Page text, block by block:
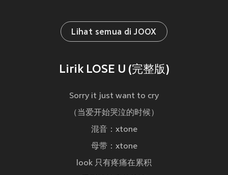
Lihat semua di JOOX
Lirik LOSE U (完整版)
Sorry it just want to cry
（当爱开始哭泣的时候）
混音：xtone
母带：xtone
look 只有疼痛在累积